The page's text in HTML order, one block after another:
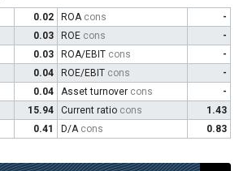
0.02 ROA cons
-
0.03 ROE cons
-
0.03 ROA/EBIT cons
-
0.04 ROE/EBIT cons
-
0.04 Asset turnover cons
-
15.94 Current ratio cons
1.43
0.41 D/A cons 0.83